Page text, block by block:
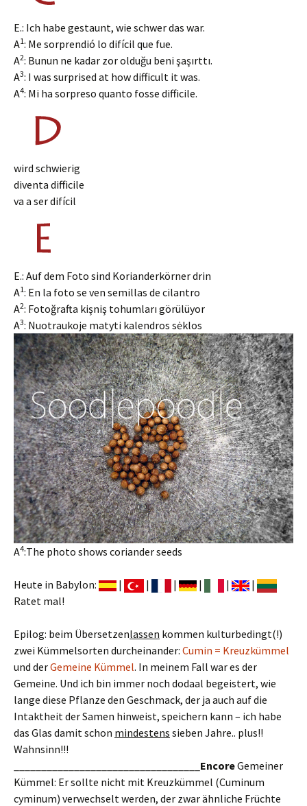
E.: Ich habe gestaunt, wie schwer das war.
A1: Me sorprendió lo difícil que fue.
A2: Bunun ne kadar zor olduğu beni şaşırttı.
A3: I was surprised at how difficult it was.
A4: Mi ha sorpreso quanto fosse difficile.
wird schwierig
diventa difficile
va a ser difícil
E.: Auf dem Foto sind Korianderkörner drin
A1: En la foto se ven semillas de cilantro
A2: Fotoğrafta kişniş tohumları görülüyor
A3: Nuotraukoje matyti kalendros sėklos
A4:The photo shows coriander seeds
Heute in Babylon: | | | | |
|
Ratet mal!
Epilog: beim Übersetzenlassen kommen kulturbedingt(!)
zwei Kümmelsorten durcheinander: Cumin = Kreuzkümmel
und derGemeine Kümmel. In meinem Fall war es der
Gemeine. Und ich bin immer noch dodaal begeistert, wie
lange diese Pflanze den Geschmack, der ja auch auf die
Intaktheit der Samen hinweist, speichern kann – ich habe
das Glas damit schon mindestens sieben Jahre.. plus!!
Wahnsinn!!!
EncoreGemeiner
Kümmel: Er sollte nicht mit Kreuzkümmel (Cuminum
cyminum) verwechselt werden, der zwar ähnliche Früchte